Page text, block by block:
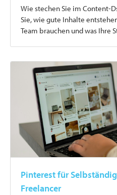
Wie stechen Sie im Content-
Sie, wie gute Inhalte
Team brauchen und was Ihre
Pinterest für
Freelancer